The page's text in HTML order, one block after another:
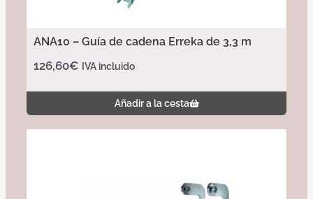
ANA10 – Guía de cadena Erreka de 3,3 m
126,60€ IVA incluido
Añadir a la cesta